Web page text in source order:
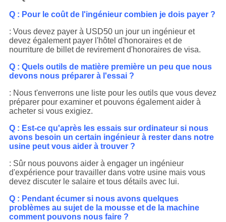
Q : Pour le coût de l'ingénieur combien je dois payer ?
: Vous devez payer à USD50 un jour un ingénieur et
devez également payer l'hôtel d'honoraires et de
nourriture de billet de revirement d'honoraires de visa.
Q : Quels outils de matière première un peu que nous
devons nous préparer à l'essai ?
: Nous t'enverrons une liste pour les outils que vous devez
préparer pour examiner et pouvons également aider à
acheter si vous exigiez.
Q : Est-ce qu'après les essais sur ordinateur si nous
avons besoin un certain ingénieur à rester dans notre
usine peut vous aider à trouver ?
: Sûr nous pouvons aider à engager un ingénieur
d'expérience pour travailler dans votre usine mais vous
devez discuter le salaire et tous détails avec lui.
Q : Pendant écumer si nous avons quelques
problèmes au sujet de la mousse et de la machine
comment pouvons nous faire ?